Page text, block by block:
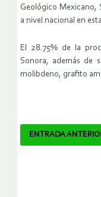
Geológico Mexicano,
a nivel nacional en
El 28.75% de la
Sonora, además de
molibdeno, grafito
ENTRADA